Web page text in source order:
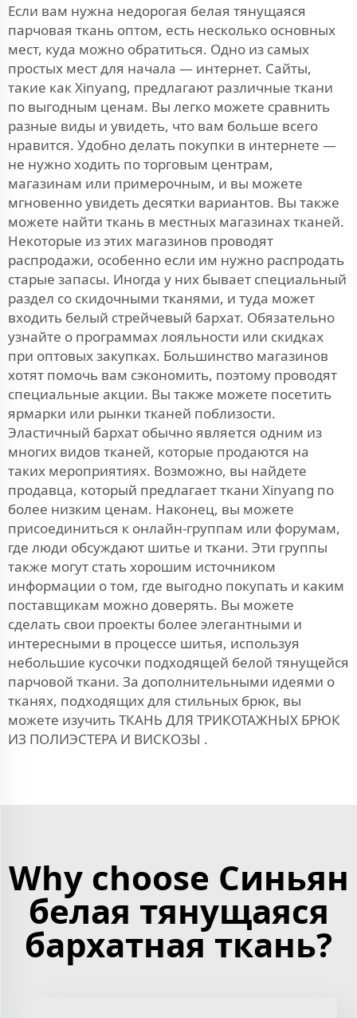
Если вам нужна недорогая белая тянущаяся
парчовая ткань оптом, есть несколько основных
мест, куда можно обратиться. Одно из самых
простых мест для начала — интернет. Сайты,
такие как Xinyang, предлагают различные ткани
по выгодным ценам. Вы легко можете сравнить
разные виды и увидеть, что вам больше всего
нравится. Удобно делать покупки в интернете —
не нужно ходить по торговым центрам,
магазинам или примерочным, и вы можете
мгновенно увидеть десятки вариантов. Вы также
можете найти ткань в местных магазинах тканей.
Некоторые из этих магазинов проводят
распродажи, особенно если им нужно распродать
старые запасы. Иногда у них бывает специальный
раздел со скидочными тканями, и туда может
входить белый стрейчевый бархат. Обязательно
узнайте о программах лояльности или скидках
при оптовых закупках. Большинство магазинов
хотят помочь вам сэкономить, поэтому проводят
специальные акции. Вы также можете посетить
ярмарки или рынки тканей поблизости.
Эластичный бархат обычно является одним из
многих видов тканей, которые продаются на
таких мероприятиях. Возможно, вы найдете
продавца, который предлагает ткани Xinyang по
более низким ценам. Наконец, вы можете
присоединиться к онлайн-группам или форумам,
где люди обсуждают шитье и ткани. Эти группы
также могут стать хорошим источником
информации о том, где выгодно покупать и каким
поставщикам можно доверять. Вы можете
сделать свои проекты более элегантными и
интересными в процессе шитья, используя
небольшие кусочки подходящей белой тянущейся
парчовой ткани. За дополнительными идеями о
тканях, подходящих для стильных брюк, вы
можете изучитьТКАНЬ ДЛЯ ТРИКОТАЖНЫХ БРЮК
ИЗ ПОЛИЭСТЕРА И ВИСКОЗЫ .
Why choose Синьян
белая тянущаяся
бархатная ткань?